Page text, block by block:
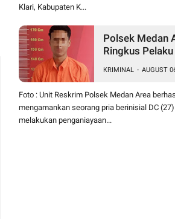
Klari, Kabupaten K...
Polsek Medan
Ringkus
Depan SPBU
Denai, Korban
Luka Memar
KRIMINAL - AUGUST
Foto : Unit Reskrim Polsek Medan Area
mengamankan seorang pria berinisial DC
melakukan penganiayaan...